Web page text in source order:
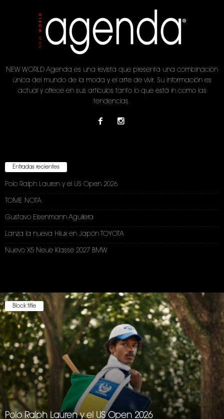
NEW WORLD Agenda es una revista que presenta una combinación
única del mundo de la moda y el arte de vivir. Su información es
actual y ofrece en sus artículos tanto lo que está in como las
tendencias.
Entradas recientes
Polo Ralph Lauren y el US Open 2026
TOME NOTA
Gustavo Eisenmann Aguilera
Lanza la nueva Hilux en Japón TOYOTA
Nuevo X5 Neue Klasse 2027 BMW
Block title
Polo Ralph Lauren y el US Open 2026